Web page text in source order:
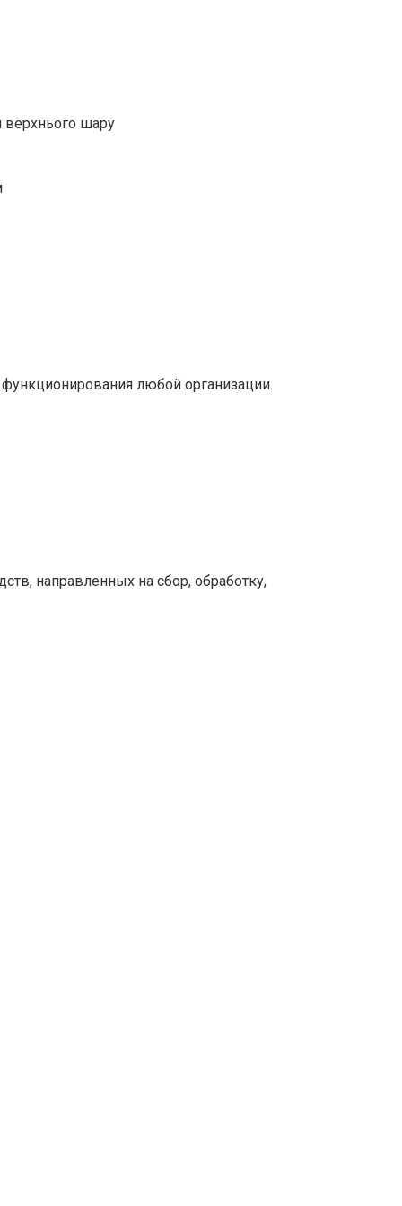
верхнього шару
любой организации.
направленных на сбор, обработку,